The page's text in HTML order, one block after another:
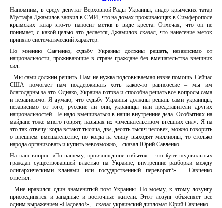
Напомним, в среду депутат Верховной Рады Украины, лидер крымских татар
Мустафа Джамилов заявил в СМИ, что на домах проживающих в Симферополе
крымских татар кто-то наносит метки в виде креста. Отмечая, что он не
понимает, с какой целью это делается, Джамилов сказал, что нанесение меток
приняло систематический характер.
По мнению Савченко, судьбу Украины должны решать, независимо от
национальности, проживающие в стране граждане без вмешательства внешних
сил.
- Мы сами должны решить. Нам не нужна подсовываемая извне помощь. Сейчас
США помогает нам поддерживать хоть какое-то равновесие – мы им
благодарны за это. Однако, Украина готова и способна решать все вопросы сама
и независимо. Я думаю, что судьбу Украины должны решать сами украинцы,
независимо от того, русские ли они, украинцы или представители других
национальностей. Не надо вмешиваться в наши внутренние дела. Особытиях на
майдане тоже много говрят, называя их «вмешательством внешних сил». Я на
это так отвечу: когда встают тысяча, две, десять тысяч человек, можно говорить
о внешнем вмешательстве, но когда на улицу выходят миллионы, то столько
народа организовать и купить невозможно, - сказал Юрий Савченко.
На наш вопрос «По-вашему, произошедшие события - это бунт недовольных
граждан существовавшей властью на Украине, внутренние разборки между
олигархическими кланами или государственный переворот?» - Савченко
ответил:
- Мне нравился один знаменитый поэт Украины. По-моему, к этому лозунгу
присоединятся и западные и восточные жители. Этот лозунг объясняет все
одним выражением «Надоело!», - сказал украинский дипломат Юрий Савченко.